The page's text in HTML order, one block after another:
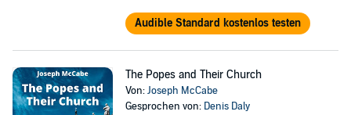
Audible Standard kostenlos testen
The Popes and Their Church
Von:Joseph McCabe
Gesprochen von: Denis Daly